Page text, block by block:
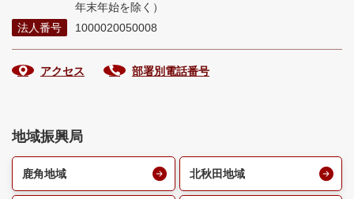
年末年始を除く）
法人番号
1000020050008
アクセス 部署別電話番号
地域振興局
鹿角地域 北秋田地域